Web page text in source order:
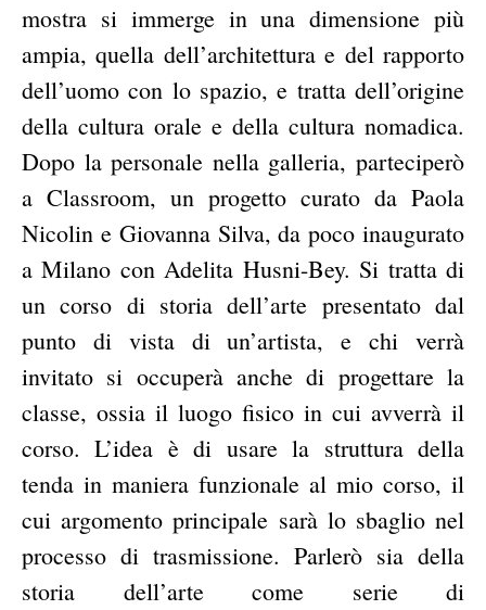
mostra si immerge in una dimensione più
ampia, quella dell’architettura e del rapporto
dell’uomo con lo spazio, e tratta dell’origine
della cultura orale e della cultura nomadica.
Dopo la personale nella galleria, parteciperò
a Classroom, un progetto curato da Paola
Nicolin e Giovanna Silva, da poco inaugurato
a Milano con Adelita Husni-Bey. Si tratta di
un corso di storia dell’arte presentato dal
punto di vista di un’artista, e chi verrà
invitato si occuperà anche di progettare la
classe, ossia il luogo fisico in cui avverrà il
corso. L’idea è di usare la struttura della
tenda in maniera funzionale al mio corso, il
cui argomento principale sarà lo sbaglio nel
processo di trasmissione. Parlerò sia della
storia dell’arte come serie di